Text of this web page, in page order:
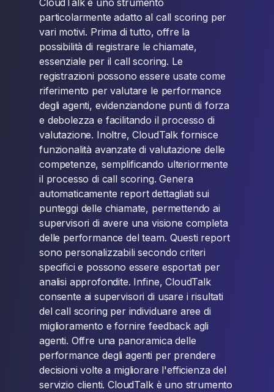
particolarmente adatto al call scoring per
vari motivi. Prima di tutto, offre la
possibilità di registrare le chiamate,
essenziale per il call scoring. Le
registrazioni possono essere usate come
riferimento per valutare le performance
degli agenti, evidenziandone punti di forza
e debolezza e facilitando il processo di
valutazione. Inoltre, CloudTalk fornisce
funzionalità avanzate di valutazione delle
competenze, semplificando ulteriormente
il processo di call scoring. Genera
automaticamente report dettagliati sui
punteggi delle chiamate, permettendo ai
supervisori di avere una visione completa
delle performance del team. Questi report
sono personalizzabili secondo criteri
specifici e possono essere esportati per
analisi approfondite. Infine, CloudTalk
consente ai supervisori di usare i risultati
del call scoring per individuare aree di
miglioramento e fornire feedback agli
agenti. Offre una panoramica delle
performance degli agenti per prendere
decisioni volte a migliorare l'efficienza del
servizio clienti. CloudTalk è uno strumento